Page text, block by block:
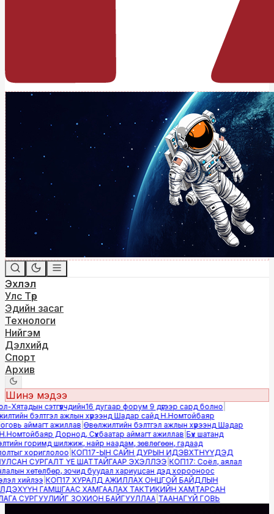
Эхлэл
Улс Төр
Эдийн засаг
Технологи
Нийгэм
Дэлхийд
Спорт
Архив
Шинэ мэдээ
сэтгүүлчдийн16 дугаар форум 9 дүгээр сард болно|
бэлтгэл ажлын хүрээнд Шадар сайд Н.Номтойбаяр
аймагт ажиллав|Өвөлжилтийн бэлтгэл ажлын хүрээнд Шадар
Дорнод, Сүхбаатар аймагт ажиллав|Бүх шатанд
горимд шилжиж, найр наадам, зөвлөгөөн, гадаад
хориглолоо|КОП17-ЫН САЙН ДУРЫН ИДЭВХТНҮҮДЭД
СУРГАЛТ ҮЕ ШАТТАЙГААР ЭХЭЛЛЭЭ|КОП17: Соёл, аялал
хөтөлбөр, зочид буудал хариуцсан дэд хорооноос
хийлээ|КОП17 ХУРАЛД АЖИЛЛАХ ОНЦГОЙ БАЙДЛЫН
ГАМШГААС ХАМГААЛАХ ТАКТИКИЙН ХАМТАРСАН
СУРГУУЛИЙГ ЗОХИОН БАЙГУУЛЛАА|ТААНАГҮЙ ГОВЬ